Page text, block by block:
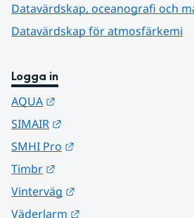
Datavärdskap, oceanografi och
Datavärdskap för atmosfärkemi
Logga in
AQUA
SIMAIR
SMHI Pro
Timbr
Vinterväg
Väderlarm